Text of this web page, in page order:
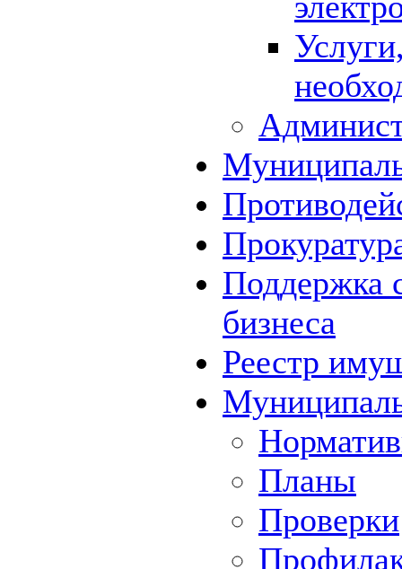
Поддержка
бизнеса
Реестр
Планы
Проверки